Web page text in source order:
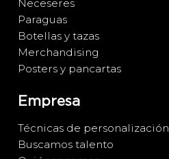
Neceseres
Paraguas
Botellas y tazas
Merchandising
Posters y pancartas
Empresa
Técnicas de personalización
Buscamos talento